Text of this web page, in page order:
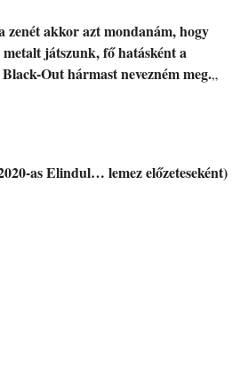
zenét akkor azt mondanám, hogy
játszunk, fő hatásként a
Out hármast nevezném meg.„
as Elindul… lemez előzeteseként)